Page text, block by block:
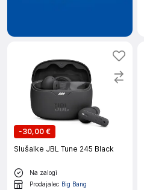
-30,00 €
Slušalke JBL Tune 245 Black
Na zalogi
Prodajalec Big Bang